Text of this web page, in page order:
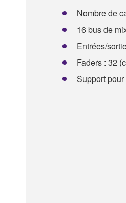
Nombre de
16 bus de
Entrées/
Faders : 32
Support